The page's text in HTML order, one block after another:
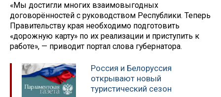
«Мы достигли многих взаимовыгодных
договорённостей с руководством Республики. Теперь
Правительству края необходимо подготовить
«дорожную карту» по их реализации и приступить к
работе», — приводит портал слова губернатора.
Россия и Белоруссия
открывают новый
туристический сезон